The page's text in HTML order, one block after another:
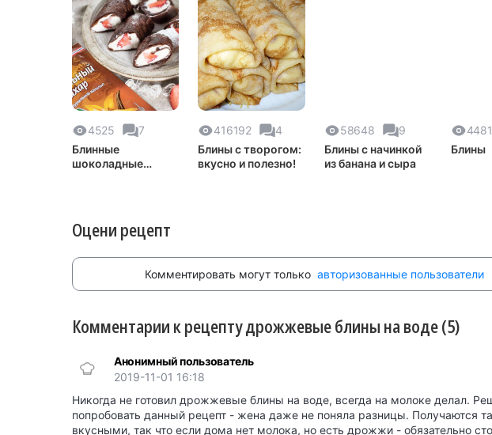
4525
7
Блинные
шоколадные
416192
4
Блины с творогом:
вкусно и полезно!
58648
9
Блины с начинкой
из банана и сыра
Блины
Оцени рецепт
Комментировать могут толькоавторизованные пользователи
Комментарии к рецепту дрожжевые блины на воде (5)
Анонимный пользователь
2019-11-01 16:18
Никогда не готовил дрожжевые блины на воде, всегда на молоке делал.
попробовать данный рецепт - жена даже не поняла разницы. Получаются
вкусными, так что если дома нет молока, но есть дрожжи - обязательно